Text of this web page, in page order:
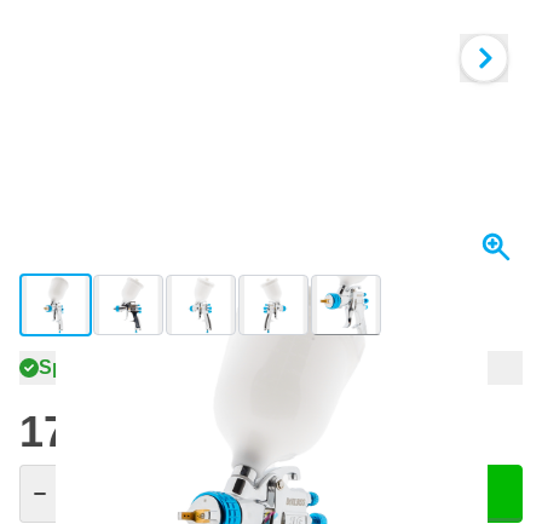
View larger imageView larger imageView larger imageView larger imageView larger image
+6
Spedito domani
170,
Aggiungi al Carrello